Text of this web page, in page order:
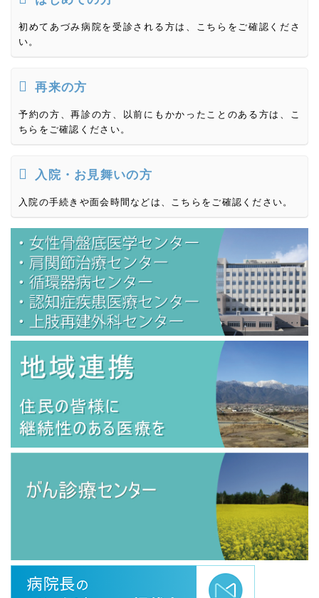
初めてあづみ病院を受診される方は、こちらをご確認くださ
い。
再来の方
予約の方、再診の方、以前にもかかったことのある方は、こ
ちらをご確認ください。
入院・お見舞いの方
入院の手続きや面会時間などは、こちらをご確認ください。